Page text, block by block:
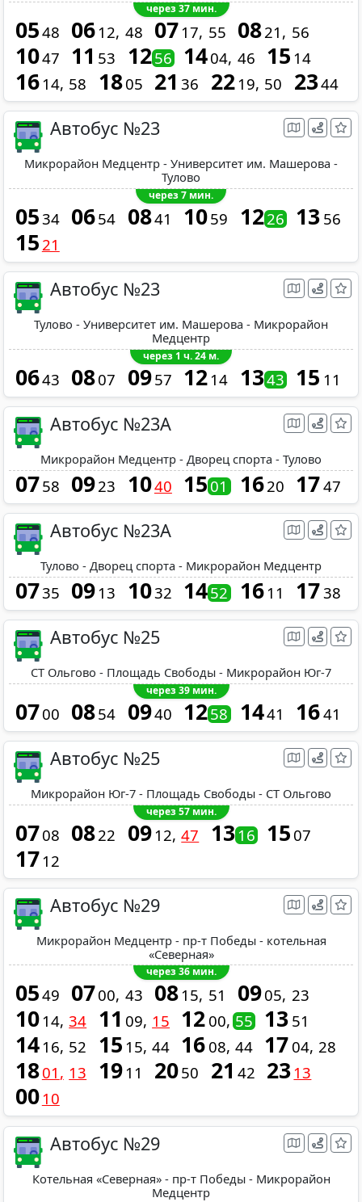
через 37 мин.
0548 06 12 48 07 17 55 0821 56
1047 11 53 1256 1404 46 15 14
16 14 58 1805 21 36 22 19 50 2344
Автобус №23
Микрорайон Медцентр - Университет им. Машерова -
Тулово
через 7 мин.
0534 0654 0841 1059 1226 13 56
15 21
Автобус №23
Тулово - Университет им. Машерова - Микрорайон
Медцентр
через 1 ч. 24 м.
0643 0807 0957 12 14 1343 15 11
Автобус №23A
Микрорайон Медцентр - Дворец спорта - Тулово
0758 0923 1040 1501 1620 1747
Автобус №23A
Тулово - Дворец спорта - Микрорайон Медцентр
0735 09 13 1032 1452 16 11 1738
Автобус №25
СТ Ольгово - Площадь Свободы - Микрорайон Юг-7
через 39 мин.
0700 0854 0940 1258 1441 1641
Автобус №25
Микрорайон Юг-7 - Площадь Свободы - СТ Ольгово
через 57 мин.
0708 0822 09 12 47 1316 15 07
17 12
Автобус №29
Микрорайон Медцентр - пр-т Победы - котельная
«Северная»
через 36 мин.
0549 0700 43 08 15 51 0905 23
10 14 34 11 09 15 12 00 55 13 51
14 16 52 15 15 44 16 08 44 17 04 28
1801 13 19 11 2050 21 42 23 13
00 10
Автобус №29
Котельная «Северная» - пр-т Победы - Микрорайон
Медцентр